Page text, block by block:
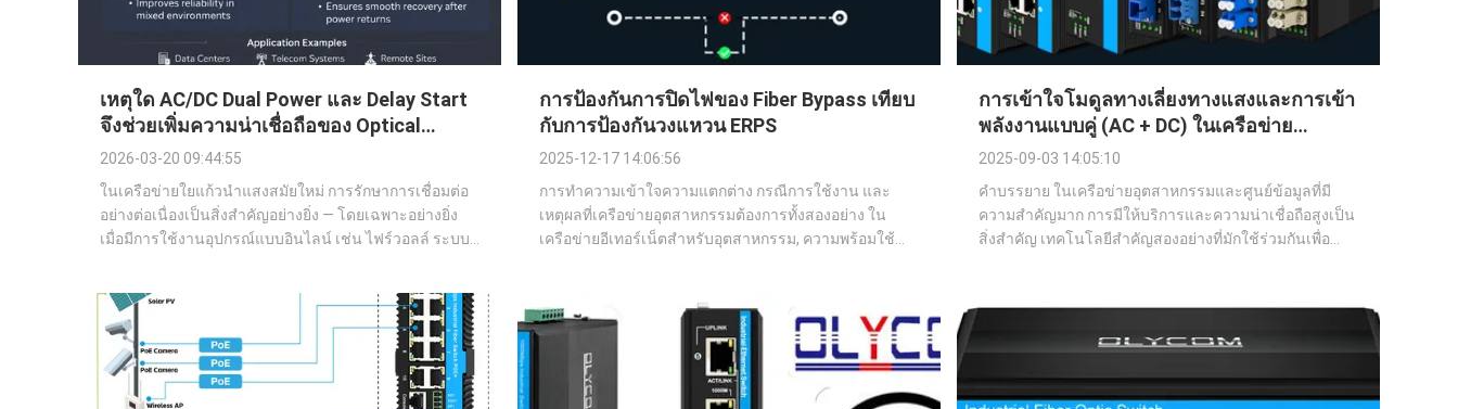
เหตุใด AC/DC Dual Power และ Delay Start
จึงช่วยเพิ่มความน่าเชื่อถือของ Optical
Bypass?
2026-03-20 09:44:55
ในเครือข่ายใยแก้วนำแสงสมัยใหม่ การรักษาการเชื่อมต่อ
อย่างต่อเนื่องเป็นสิ่งสำคัญอย่างยิ่ง — โดยเฉพาะอย่างยิ่ง
เมื่อมีการใช้งานอุปกรณ์แบบอินไลน์ เช่น ไฟร์วอลล์ ระบบ
เนื่องของลิงก์ระหว่างที่เกิดไฟฟ้าดับ ด...
การป้องกันการปิดไฟของ Fiber Bypass เทียบ
กับการป้องกันวงแหวน ERPS
2025-12-17 14:06:56
การทำความเข้าใจความแตกต่าง กรณีการใช้งาน และ
เหตุผลที่เครือข่ายอุตสาหกรรมต้องการทั้งสองอย่าง ใน
เครือข่ายอีเทอร์เน็ตสำหรับอุตสาหกรรม, ความพร้อมใช้
รุนแรง และการทำงานโดยไม่มีผู้ดูแลเป็นเวลานาน ทำให้
ความยื...
การเข้าใจโมดูลทางเลี่ยงทางแสงและการเข้า
พลังงานแบบคู่ (AC + DC) ในเครือข่าย
อุตสาหกรรม
2025-09-03 14:05:10
คําบรรยาย ในเครือข่ายอุตสาหกรรมและศูนย์ข้อมูลที่มี
ความสําคัญมาก การมีให้บริการและความน่าเชื่อถือสูงเป็น
สิ่งสําคัญ เทคโนโลยีสําคัญสองอย่างที่มักใช้ร่วมกันเพื่อ
งานร่วมกันอย่างไร เพื่อสร้างพื้นฐ...